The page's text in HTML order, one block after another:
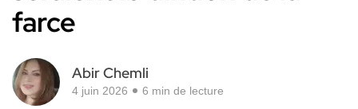
farce
Abir Chemli
4 juin 2026 6 min de lecture